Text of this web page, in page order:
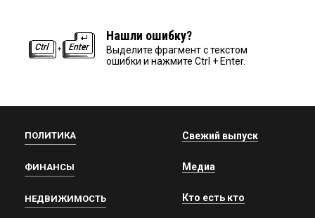
Нашли ошибку?
Выделите фрагмент с текстом
ошибки и нажмите Ctrl + Enter.
ПОЛИТИКА
ФИНАНСЫ
НЕДВИЖИМОСТЬ
Свежий выпуск
Медиа
Кто есть кто